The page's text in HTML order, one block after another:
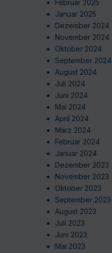
Februar 2025
Januar 2025
Dezember 2024
November 2024
Oktober 2024
September 2024
August 2024
Juli 2024
Juni 2024
Mai 2024
April 2024
März 2024
Februar 2024
Januar 2024
Dezember 2023
November 2023
Oktober 2023
September 2023
August 2023
Juli 2023
Juni 2023
Mai 2023